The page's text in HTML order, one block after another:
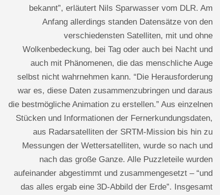
bekannt”, erläutert Nils Sparwasser vom DLR. Am
Anfang allerdings standen Datensätze von den
verschiedensten Satelliten, mit und ohne
Wolkenbedeckung, bei Tag oder auch bei Nacht und
auch mit Phänomenen, die das menschliche Auge
selbst nicht wahrnehmen kann. “Die Herausforderung
war es, diese Daten zusammenzubringen und daraus
die bestmögliche Animation zu erstellen.” Aus einzelnen
Stücken und Informationen der Fernerkundungsdaten,
aus Radarsatelliten der SRTM-Mission bis hin zu
Messungen der Wettersatelliten, wurde so nach und
nach das große Ganze. Alle Puzzleteile wurden
aufeinander abgestimmt und zusammengesetzt – “und
das alles ergab eine 3D-Abbild der Erde”. Insgesamt